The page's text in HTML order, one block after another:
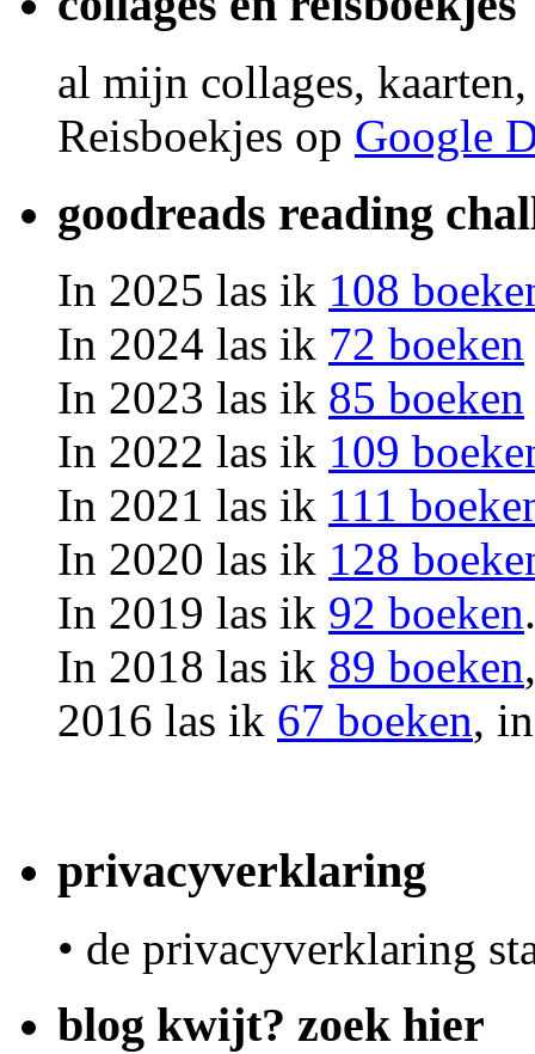
al mijn collages,
Reisboekjes op Google
goodreads reading
In 2025 las ik 108
In 2024 las ik 72 boeken
In 2023 las ik 85 boeken
In 2022 las ik 109
In 2021 las ik 111
In 2020 las ik 128
In 2019 las ik 92 boeken.
In 2018 las ik 89 boeken
2016 las ik 67 boeken,
privacyverklaring
• de privacyverklaring
blog kwijt? zoek hier